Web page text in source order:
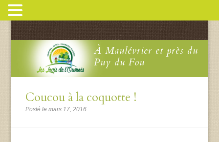
À Maulévrier et près du
Puy du Fou
Coucou à la coquotte !
Posté le mars 17, 2016